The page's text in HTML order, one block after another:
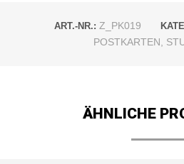
ART.-NR.: Z_PK019
POSTKARTEN
ÄHNLICHE